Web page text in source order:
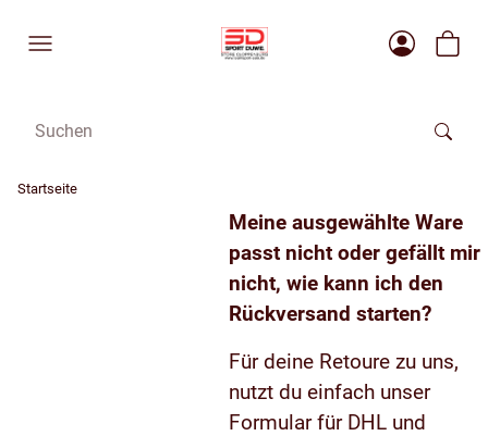
Startseite
Meine ausgewählte Ware
passt nicht oder gefällt mir
nicht, wie kann ich den
Rückversand starten?
Für deine Retoure zu uns,
nutzt du einfach unser
Formular für DHL und